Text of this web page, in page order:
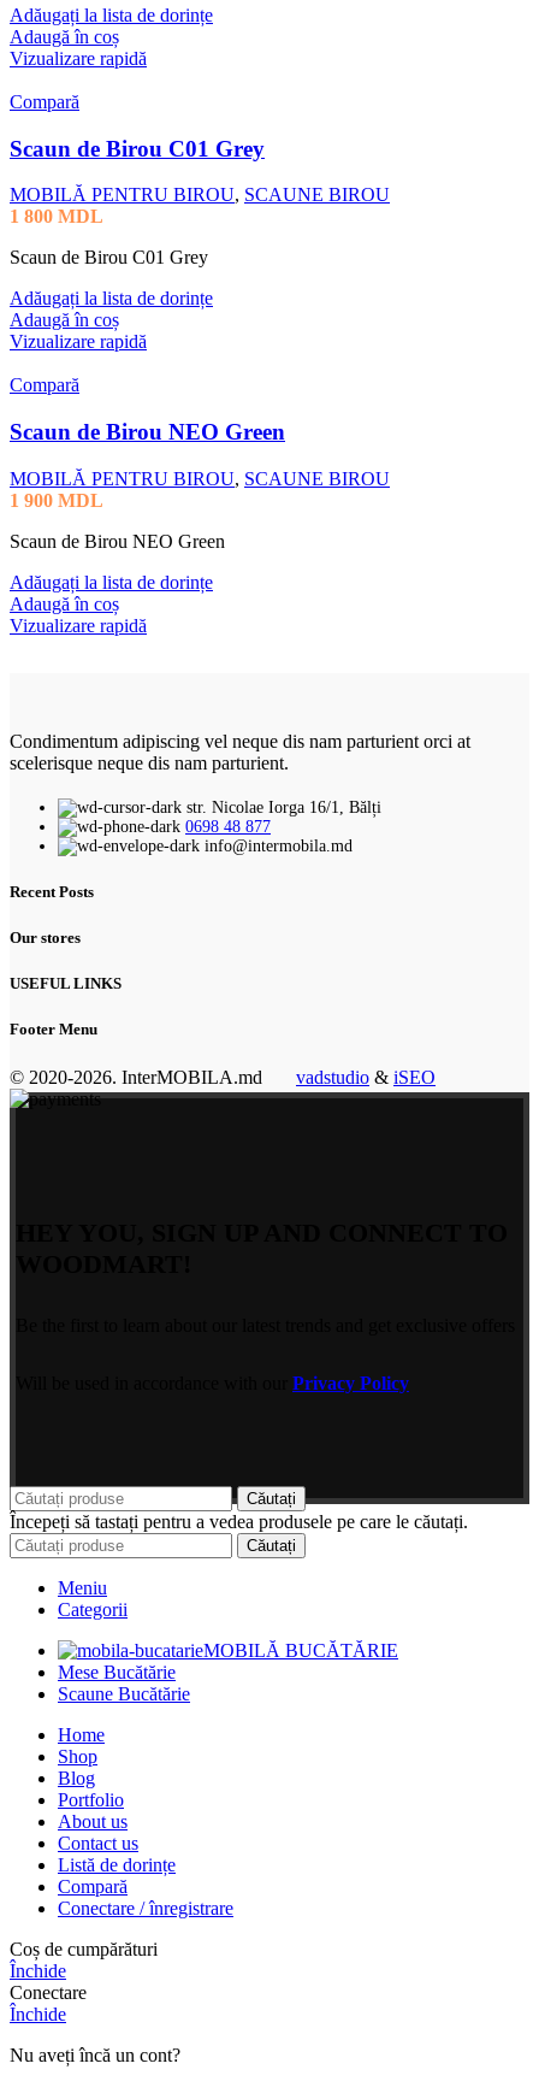
Adăugați la lista de dorințe
Adaugă în coș
Vizualizare rapidă
Compară
Scaun de Birou C01 Grey
MOBILĂ PENTRU BIROU, SCAUNE BIROU
1 800 MDL
Scaun de Birou C01 Grey
Adăugați la lista de dorințe
Adaugă în coș
Vizualizare rapidă
Compară
Scaun de Birou NEO Green
MOBILĂ PENTRU BIROU, SCAUNE BIROU
1 900 MDL
Scaun de Birou NEO Green
Adăugați la lista de dorințe
Adaugă în coș
Vizualizare rapidă
Condimentum adipiscing vel neque dis nam parturient orci at
scelerisque neque dis nam parturient.
str. Nicolae Iorga 16/1, Bălți
0698 48 877
info@intermobila.md
Recent Posts
Our stores
USEFUL LINKS
Footer Menu
© 2020-2026. InterMOBILA.md vadstudio & iSEO
Privacy Policy
Căutați
Începeți să tastați pentru a vedea produsele pe care le căutați.
Căutați
Meniu
Categorii
MOBILĂ BUCĂTĂRIE
Mese Bucătărie
Scaune Bucătărie
Home
Shop
Blog
Portfolio
About us
Contact us
Listă de dorințe
Compară
Conectare / înregistrare
Coș de cumpărături
Închide
Conectare
Închide
Nu aveți încă un cont?